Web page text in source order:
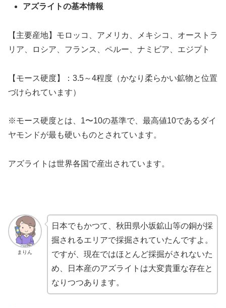
アズライトの基本情報
【主要産地】モロッコ、アメリカ、メキシコ、オーストラ
リア、ロシア、フランス、ペルー、ナミビア、エジプト
【モース硬度】：3.5～4程度（かなり柔らかい鉱物と位置
づけられています）
※モース硬度とは、1〜10の基準で、最高値10であるダイ
ヤモンドが最も硬いものとされています。
アズライトは世界各国で産出されています。
まりん
日本でもかつて、秋田県小坂鉱山等の銅が採
掘されるエリアで採掘されていたんですよ。
ですが、現在ではほとんど採掘がされないた
め、日本産のアズライトは大変貴重な存在と
なりつつあります。